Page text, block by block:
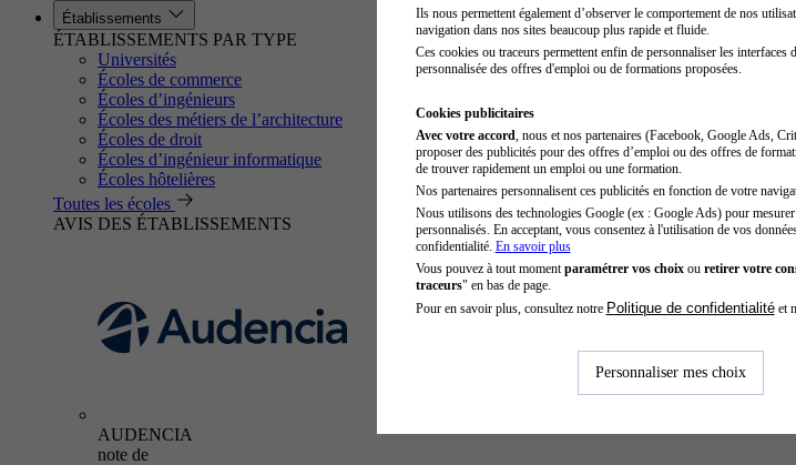
Établissements
ÉTABLISSEMENTS PAR TYPE
Universités
Écoles de commerce
Écoles d’ingénieurs
Écoles des métiers de l’architecture
Écoles de droit
Écoles d’ingénieur informatique
Écoles hôtelières
Toutes les écoles
AVIS DES ÉTABLISSEMENTS
AUDENCIA
note de
Ils nous permettent également d’observer le comportement de nos
navigation dans nos sites beaucoup plus rapide et fluide.
Ces cookies ou traceurs permettent enfin de personnaliser les interfaces
personnalisée des offres d'emploi ou de formations proposées.
Cookies publicitaires
Avec votre accord , nous et nos partenaires (Facebook, Google Ads,
proposer des publicités pour des offres d’emploi ou des offres de
de trouver rapidement un emploi ou une formation.
Nos partenaires personnalisent ces publicités en fonction de votre
Nous utilisons des technologies Google (ex : Google Ads) pour
personnalisés. En acceptant, vous consentez à l'utilisation de vos
confidentialité. En savoir plus
Vous pouvez à tout moment paramétrer vos choixou retirer votre
traceurs" en bas de page.
Pour en savoir plus, consultez notre Politique de confidentialitéet
Personnaliser mes choix